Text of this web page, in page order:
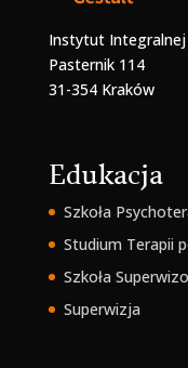
Instytut
Pasternik 114
31-354 Kraków
Edukacja
Szkoła
Studium Terapii
Szkoła
Superwizja